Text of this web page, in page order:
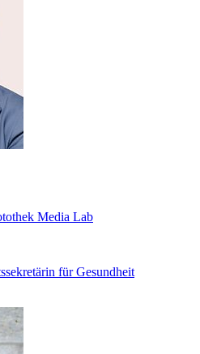
Media Lab
für Gesundheit